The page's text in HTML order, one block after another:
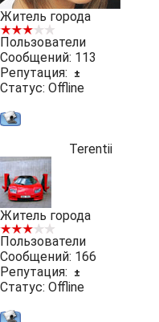
Житель города
Пользователи
Сообщений: 113
Репутация:
±
Статус: Offline
Terentii
Житель города
Пользователи
Сообщений: 166
Репутация:
±
Статус: Offline